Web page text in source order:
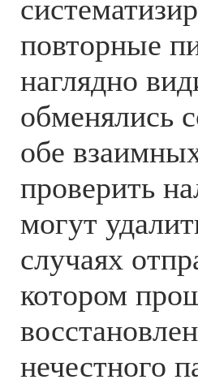
повторные
наглядно
обменялись
обе
проверить
могут
случаях
котором
нечестного